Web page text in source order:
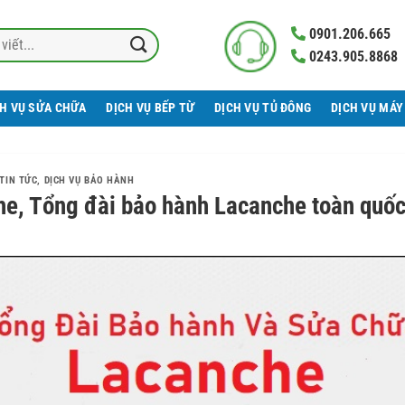
0901.206.665
0243.905.8868
VỤ SỬA CHỮA DỊCH VỤ BẾP TỪ DỊCH VỤ TỦ ĐÔNG DỊCH VỤ
TIN TỨC, DỊCH VỤ BẢO HÀNH
Tổng đài bảo hành Lacanche toàn quốc